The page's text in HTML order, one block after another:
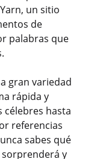
un sitio
de
palabras que
gran variedad
rápida y
célebres hasta
referencias
sabes qué
y